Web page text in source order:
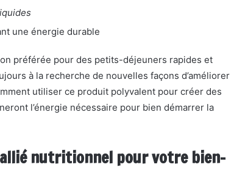
une énergie durable
préférée pour des petits-déjeuners rapides et
à la recherche de nouvelles façons d’améliorer
utiliser ce produit polyvalent pour créer des
l’énergie nécessaire pour bien démarrer la
allié nutritionnel pour votre bien-